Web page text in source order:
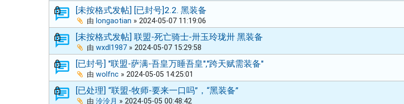
[未按格式发帖] [已封号]2.2. 黑装备
由 longaotian » 2024-05-07 11:19:06
[未按格式发帖] 联盟-死亡骑士-卅玉玲珑卅 黑装备
由 wxdl1987 » 2024-05-07 15:29:58
[已封号] "联盟-萨满-吾皇万睡吾皇","跨天赋需装备"
由 wolfnc » 2024-05-05 14:25:01
[已处理] “联盟-牧师-要来一口吗”，“黑装备”
由 泠泠月 » 2024-05-05 00:48:42